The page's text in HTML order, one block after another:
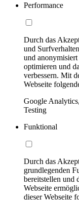
Performance
Durch das
und
und anonymisiert
optimieren und
verbessern. Mit
Webseite
Google
Testing
Funktional
Durch das
grundlegenden
bereitstellen und
Webseite
dieser Webseite